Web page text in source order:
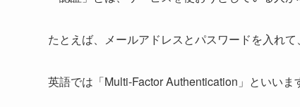
たとえば、メールアドレスとパスワードを入れ
英語では「Multi-Factor Authentication」といいま